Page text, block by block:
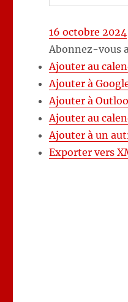
16 octobre 2024
Abonnez-vous
Ajouter au
Ajouter à
Ajouter à
Ajouter au
Ajouter à un
Exporter vers